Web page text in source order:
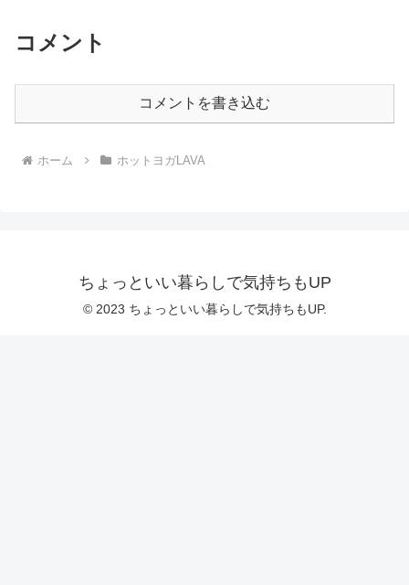
コメント
コメントを書き込む
ホーム ホットヨガLAVA
ちょっといい暮らしで気持ちもUP
© 2023 ちょっといい暮らしで気持ちもUP.